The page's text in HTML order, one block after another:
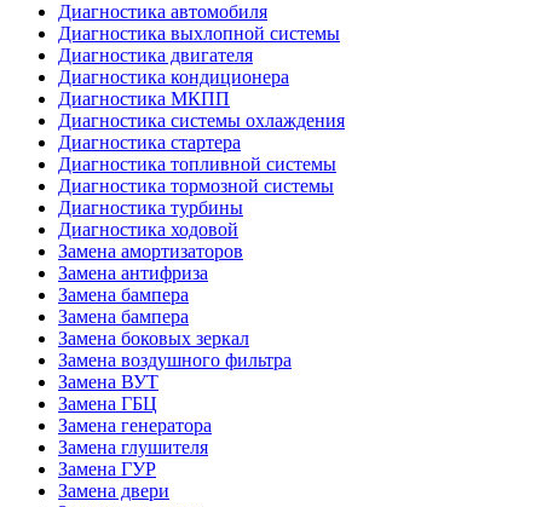
Диагностика автомобиля
Диагностика выхлопной системы
Диагностика двигателя
Диагностика кондиционера
Диагностика МКПП
Диагностика системы охлаждения
Диагностика стартера
Диагностика топливной системы
Диагностика тормозной системы
Диагностика турбины
Диагностика ходовой
Замена амортизаторов
Замена антифриза
Замена бампера
Замена бампера
Замена боковых зеркал
Замена воздушного фильтра
Замена ВУТ
Замена ГБЦ
Замена генератора
Замена глушителя
Замена ГУР
Замена двери